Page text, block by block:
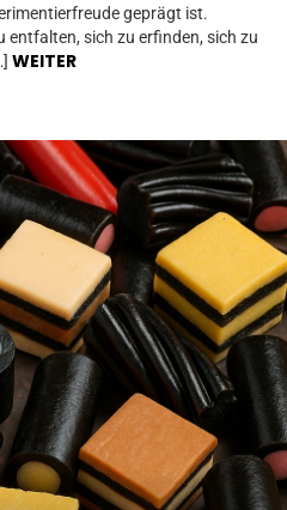
geprägt ist.
entfalten, sich zu erfinden, sich zu
WEITER